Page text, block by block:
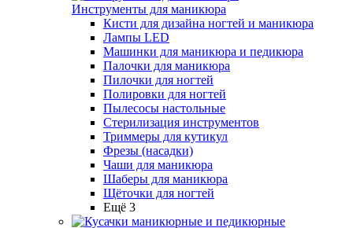
Инструменты для маникюра
Кисти для дизайна ногтей и маникюра
Лампы LED
Машинки для маникюра и педикюра
Палочки для маникюра
Пилочки для ногтей
Полировки для ногтей
Пылесосы настольные
Стерилизация инструментов
Триммеры для кутикул
Фрезы (насадки)
Чаши для маникюра
Шаберы для маникюра
Щёточки для ногтей
Ещё 3